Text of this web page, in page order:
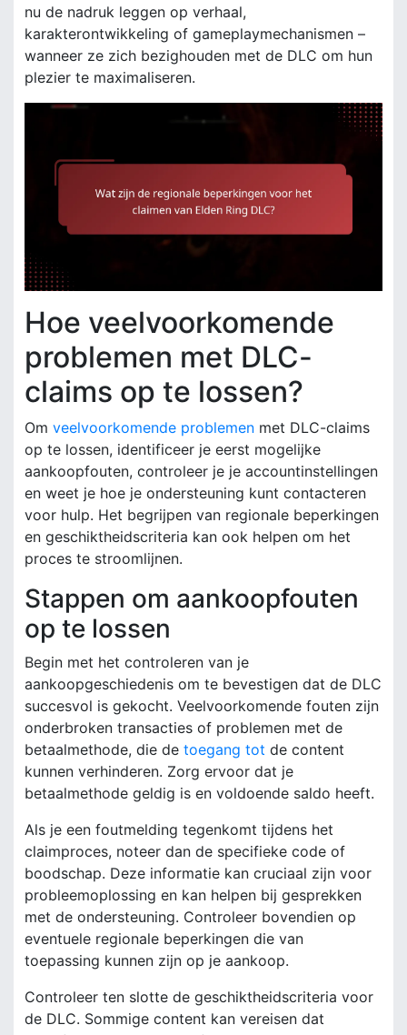
nu de nadruk leggen op verhaal,
karakterontwikkeling of gameplaymechanismen –
wanneer ze zich bezighouden met de DLC om hun
plezier te maximaliseren.
Hoe veelvoorkomende
problemen met DLC-
claims op te lossen?
Om veelvoorkomende problemen met DLC-claims
op te lossen, identificeer je eerst mogelijke
aankoopfouten, controleer je je accountinstellingen
en weet je hoe je ondersteuning kunt contacteren
voor hulp. Het begrijpen van regionale beperkingen
en geschiktheidscriteria kan ook helpen om het
proces te stroomlijnen.
Stappen om aankoopfouten
op te lossen
Begin met het controleren van je
aankoopgeschiedenis om te bevestigen dat de DLC
succesvol is gekocht. Veelvoorkomende fouten zijn
onderbroken transacties of problemen met de
betaalmethode, die de toegang tot de content
kunnen verhinderen. Zorg ervoor dat je
betaalmethode geldig is en voldoende saldo heeft.
Als je een foutmelding tegenkomt tijdens het
claimproces, noteer dan de specifieke code of
boodschap. Deze informatie kan cruciaal zijn voor
probleemoplossing en kan helpen bij gesprekken
met de ondersteuning. Controleer bovendien op
eventuele regionale beperkingen die van
toepassing kunnen zijn op je aankoop.
Controleer ten slotte de geschiktheidscriteria voor
de DLC. Sommige content kan vereisen dat